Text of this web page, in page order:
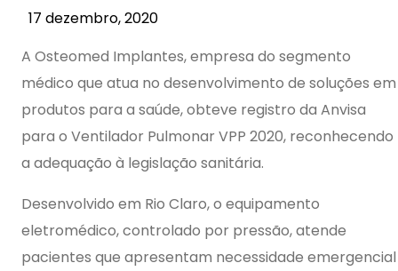
17 dezembro, 2020
A Osteomed Implantes, empresa do segmento
médico que atua no desenvolvimento de soluções em
produtos para a saúde, obteve registro da Anvisa
para o Ventilador Pulmonar VPP 2020, reconhecendo
a adequação à legislação sanitária.
Desenvolvido em Rio Claro, o equipamento
eletromédico, controlado por pressão, atende
pacientes que apresentam necessidade emergencial